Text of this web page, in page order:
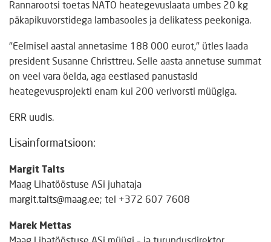
Rannarootsi toetas NATO heategevuslaata umbes 20 kg
päkapikuvorstidega lambasooles ja delikatess peekoniga.
"Eelmisel aastal annetasime 188 000 eurot," ütles laada
president Susanne Christtreu. Selle aasta annetuse summat
on veel vara öelda, aga eestlased panustasid
heategevusprojekti enam kui 200 verivorsti müügiga.
ERR uudis.
Lisainformatsioon:
Margit Talts
Maag Lihatööstuse ASi juhataja
margit.talts@maag.ee; tel +372 607 7608
Marek Mettas